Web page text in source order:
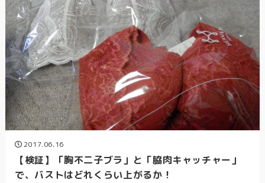
2017.06.16
【検証】「胸不二子ブラ」と「脇肉キャッチャー」
で、バストはどれくらい上がるか！